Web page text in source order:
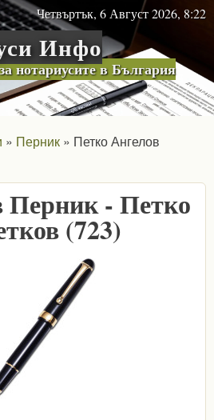
content
Инфо
нотариусите в България
Четвъртък, 6 Август 2026, 8:22
Перник
Петко Ангелов
Перник - Петко
(723)